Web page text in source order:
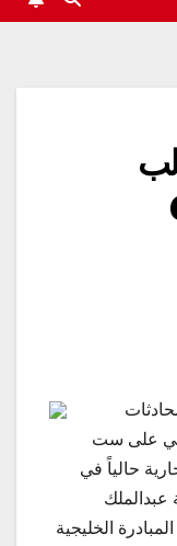
6
على ست
حالياً في
عبدالملك
الخليجية